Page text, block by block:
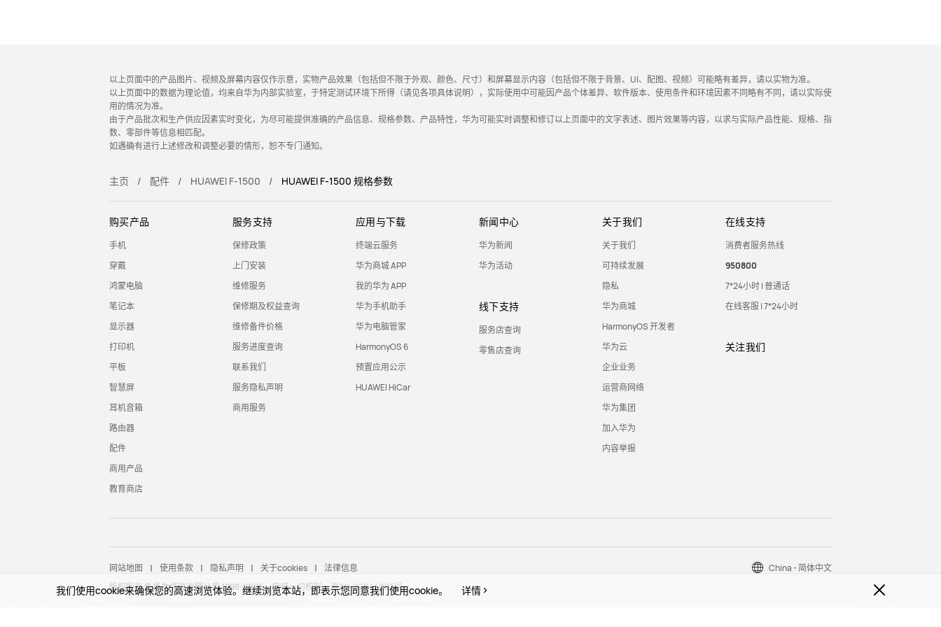
我们使用cookie来确保您的高速浏览体验。继续浏览本站，即表示您同意我们使用cookie。 详情
以上页面中的产品图片、视频及屏幕内容仅作示意，实物产品效果（包括但不限于外观、颜色、尺寸）和屏幕显示内容（包括但不限于背景、UI、配图、视频）可能略有差异，请以实物为准。
以上页面中的数据为理论值，均来自华为内部实验室，于特定测试环境下所得（请见各项具体说明），实际使用中可能因产品个体差异、软件版本、使用条件和环境因素不同略有不同，请以实际使
用的情况为准。
由于产品批次和生产供应因素实时变化，为尽可能提供准确的产品信息、规格参数、产品特性，华为可能实时调整和修订以上页面中的文字表述、图片效果等内容，以求与实际产品性能、规格、指
数、零部件等信息相匹配。
如遇确有进行上述修改和调整必要的情形，恕不专门通知。
主页 配件 HUAWEI F-1500 HUAWEI F-1500 规格参数
购买产品
手机
穿戴
鸿蒙电脑
笔记本
显示器
打印机
平板
智慧屏
耳机音箱
路由器
配件
商用产品
教育商店
服务支持
保修政策
上门安装
维修服务
保修期及权益查询
维修备件价格
服务进度查询
联系我们
服务隐私声明
商用服务
应用与下载
终端云服务
华为商城 APP
我的华为 APP
华为手机助手
华为电脑管家
HarmonyOS 6
预置应用公示
HUAWEI HiCar
新闻中心
华为新闻
华为活动
线下支持
服务店查询
零售店查询
关于我们
关于我们
可持续发展
隐私
华为商城
HarmonyOS 开发者
华为云
企业业务
运营商网络
华为集团
加入华为
内容举报
在线支持
消费者服务热线
950800
7*24小时 | 普通话
在线客服 | 7*24小时
关注我们
版权所有 © 华为终端有限公司 1998-2026。保留一切权利。粤A2-20044005号
网站地图 使用条款 隐私声明 关于cookies 法律信息 China - 简体中文